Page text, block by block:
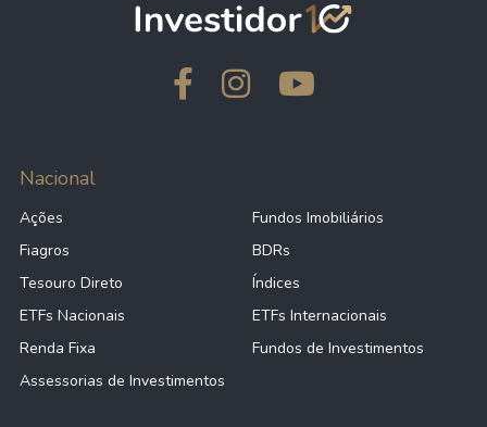
Nacional
Ações
Fundos Imobiliários
Fiagros
BDRs
Tesouro Direto
Índices
ETFs Nacionais
ETFs Internacionais
Renda Fixa
Fundos de Investimentos
Assessorias de Investimentos